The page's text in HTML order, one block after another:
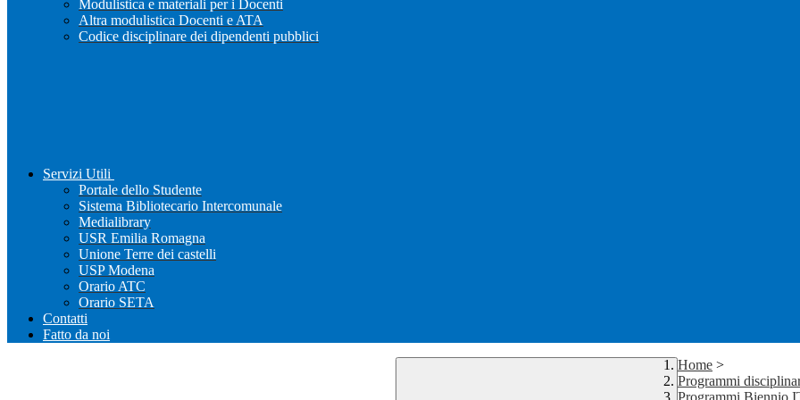
Modulistica e materiali per i Docenti
Altra modulistica Docenti e ATA
Codice disciplinare dei dipendenti pubblici
Servizi Utili
Portale dello Studente
Sistema Bibliotecario Intercomunale
Medialibrary
USR Emilia Romagna
Unione Terre dei castelli
USP Modena
Orario ATC
Orario SETA
Contatti
Fatto da noi
Home >
Programmi